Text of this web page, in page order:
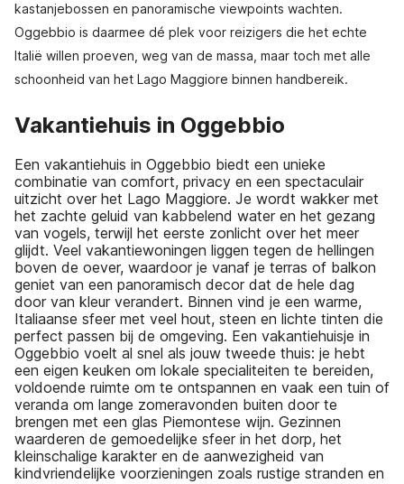
kastanjebossen en panoramische viewpoints wachten.
Oggebbio is daarmee dé plek voor reizigers die het echte
Italië willen proeven, weg van de massa, maar toch met alle
schoonheid van het Lago Maggiore binnen handbereik.
Vakantiehuis in Oggebbio
Een vakantiehuis in Oggebbio biedt een unieke
combinatie van comfort, privacy en een spectaculair
uitzicht over het Lago Maggiore. Je wordt wakker met
het zachte geluid van kabbelend water en het gezang
van vogels, terwijl het eerste zonlicht over het meer
glijdt. Veel vakantiewoningen liggen tegen de hellingen
boven de oever, waardoor je vanaf je terras of balkon
geniet van een panoramisch decor dat de hele dag
door van kleur verandert. Binnen vind je een warme,
Italiaanse sfeer met veel hout, steen en lichte tinten die
perfect passen bij de omgeving. Een vakantiehuisje in
Oggebbio voelt al snel als jouw tweede thuis: je hebt
een eigen keuken om lokale specialiteiten te bereiden,
voldoende ruimte om te ontspannen en vaak een tuin of
veranda om lange zomeravonden buiten door te
brengen met een glas Piemontese wijn. Gezinnen
waarderen de gemoedelijke sfeer in het dorp, het
kleinschalige karakter en de aanwezigheid van
kindvriendelijke voorzieningen zoals rustige stranden en